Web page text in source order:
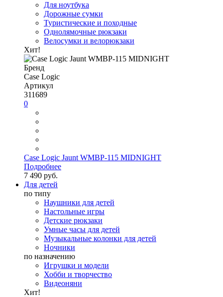
Для ноутбука
Дорожные сумки
Туристические и походные
Однолямочные рюкзаки
Велосумки и велорюкзаки
Хит!
Бренд
Case Logic
Артикул
311689
0
Case Logic Jaunt WMBP-115 MIDNIGHT
Подробнее
7 490 руб.
Для детей
по типу
Наушники для детей
Настольные игры
Детские рюкзаки
Умные часы для детей
Музыкальные колонки для детей
Ночники
по назначению
Игрушки и модели
Хобби и творчество
Видеоняни
Хит!